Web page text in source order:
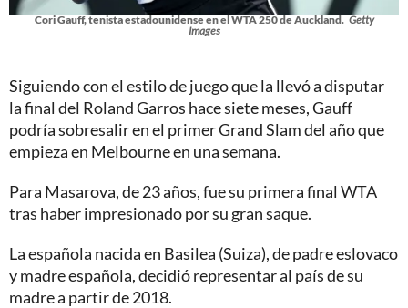
Cori Gauff, tenista estadounidense en el WTA 250 de Auckland. Getty
Images
Siguiendo con el estilo de juego que la llevó a disputar
la final del Roland Garros hace siete meses, Gauff
podría sobresalir en el primer Grand Slam del año que
empieza en Melbourne en una semana.
Para Masarova, de 23 años, fue su primera final WTA
tras haber impresionado por su gran saque.
La española nacida en Basilea (Suiza), de padre eslovaco
y madre española, decidió representar al país de su
madre a partir de 2018.